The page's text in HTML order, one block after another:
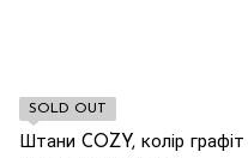
SOLD OUT
Штани COZY, колір графіт